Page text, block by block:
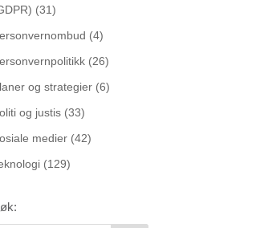
(31)
(4)
(26)
og strategier (6)
og justis (33)
medier (42)
(129)